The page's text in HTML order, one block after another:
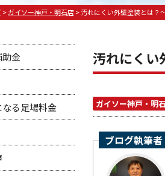
>ガイソー神戸・明石店>汚れにくい外壁塗装とは？
汚れにくい
ガイソー神戸・明
ブログ執筆者
助金
る足場料金